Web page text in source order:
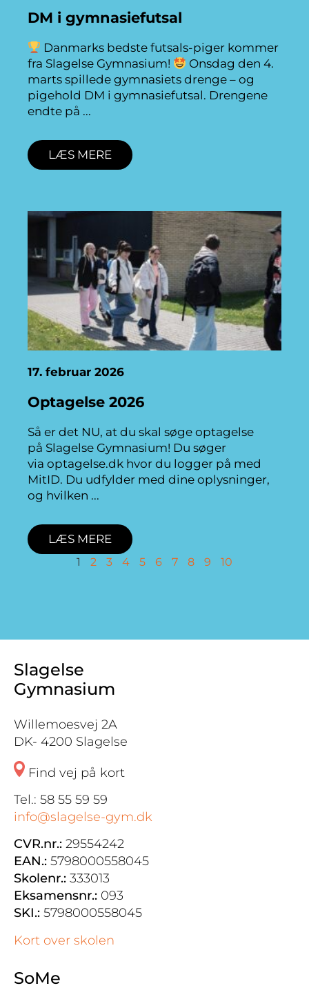
DM i gymnasiefutsal
Danmarks bedste futsals-piger kommer
fra Slagelse Gymnasium!
Onsdag den 4.
marts spillede gymnasiets drenge – og
pigehold DM i gymnasiefutsal. Drengene
endte på
LÆS MERE
Optagelse 2026
17. februar 2026
Så er det NU, at du skal søge optagelse
på Slagelse Gymnasium! Du søger
via optagelse.dk hvor du logger på med
MitID. Du udfylder med dine oplysninger,
og hvilken
LÆS MERE
1 2 3 4 5 6 7 8 9 10
Slagelse
Gymnasium
Willemoesvej 2A
DK- 4200 Slagelse
Find vej på kort
Tel.: 58 55 59 59
info@slagelse-gym.dk
CVR.nr.: 29554242
EAN.: 5798000558045
Skolenr.: 333013
Eksamensnr.: 093
SKI.: 5798000558045
Kort over skolen
SoMe